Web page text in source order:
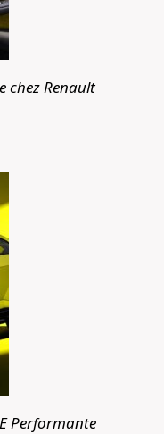
chez Renault
Performante